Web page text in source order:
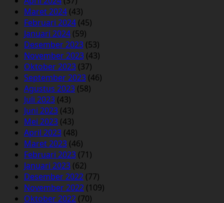
Maret 2024 (43)
Februari 2024 (45)
Januari 2024 (59)
Desember 2023 (53)
November 2023 (43)
Oktober 2023 (37)
September 2023 (46)
Agustus 2023 (58)
Juli 2023 (43)
Juni 2023 (43)
Mei 2023 (43)
April 2023 (48)
Maret 2023 (46)
Februari 2023 (71)
Januari 2023 (62)
Desember 2022 (77)
November 2022 (109)
Oktober 2022 (70)